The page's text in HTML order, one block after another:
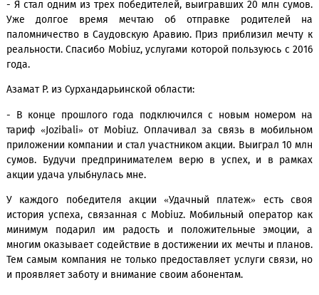
- Мне оказывается еще звонили в марте в ходе онлайн
когда проходил розыгрыш, но по
обстоятельствам я не смог ответить на звонок. Позднее,
со мной связались из компании и сообщили, что
решил, на какие цели потрачу выигранные средства.
Камолиддин А. из Самаркандской области:
- Я стал одним из трех победителей, выигравших 20 млн
Уже долгое время мечтаю об отправке
паломничество в Саудовскую Аравию. Приз приблизил
реальности. Спасибо Mobiuz, услугами которой пользуюсь
года.
Азамат Р. из Сурхандарьинской области:
- В конце прошлого года подключился с новым